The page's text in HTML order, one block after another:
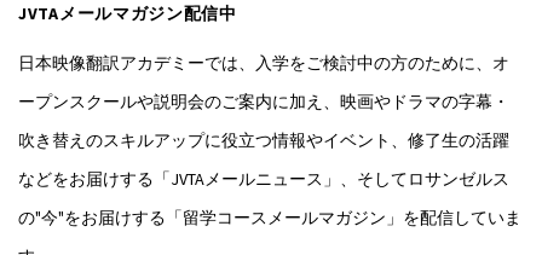
JVTAメールマガジン配信中
日本映像翻訳アカデミーでは、入学をご検討中の方のために、オ
ープンスクールや説明会のご案内に加え、映画やドラマの字幕・
吹き替えのスキルアップに役立つ情報やイベント、修了生の活躍
などをお届けする「JVTAメールニュース」、そしてロサンゼルス
の"今"をお届けする「留学コースメールマガジン」を配信していま